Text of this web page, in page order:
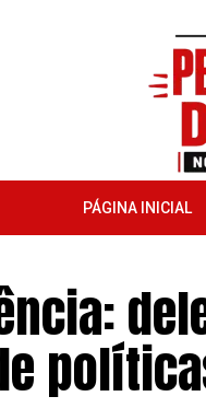
PÁGINA INICIAL